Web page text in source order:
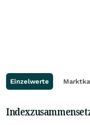
Einzelwerte